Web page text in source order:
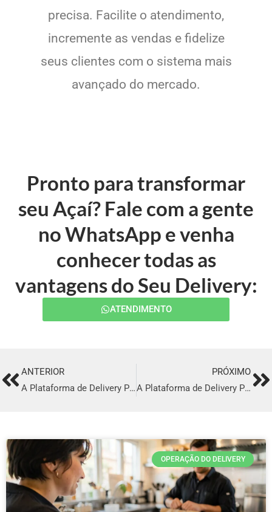
precisa. Facilite o atendimento,
incremente as vendas e fidelize
seus clientes com o sistema mais
avançado do mercado.
Pronto para transformar
seu Açaí? Fale com a gente
no WhatsApp e venha
conhecer todas as
vantagens do Seu Delivery:
ATENDIMENTO
PrevANTERIOR
A Plataforma de Delivery Perfeita em Novo Gama
PRÓXIMO
A Plataforma de Delivery Perfeita em Barra do Piraí
OPERAÇÃO DO DELIVERY